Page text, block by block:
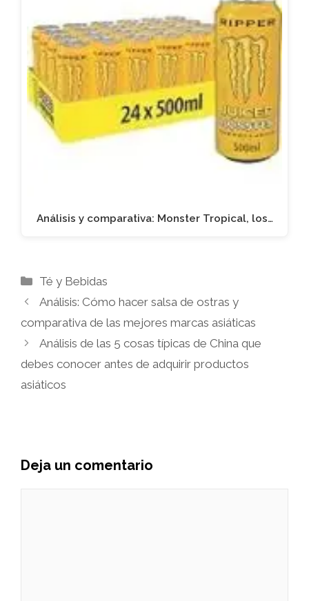
Análisis y comparativa: Monster Tropical, los…
Categorías
Té y Bebidas
Análisis: Cómo hacer salsa de ostras y
comparativa de las mejores marcas asiáticas
Análisis de las 5 cosas típicas de China que
debes conocer antes de adquirir productos
asiáticos
Deja un comentario